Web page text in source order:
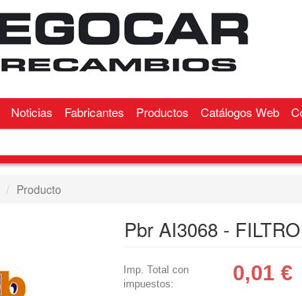
Noticias Fabricantes Productos Catálogos Web
Producto
Pbr AI3068 -
Imp. Total con
impuestos:
0,01 €